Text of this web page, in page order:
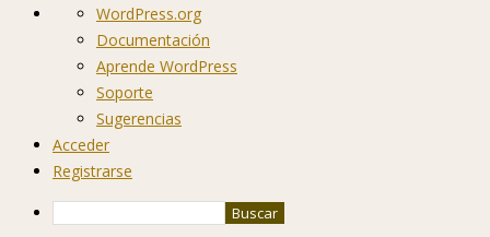
Acerca
WordPress
WordPress.org
Documentación
Aprende WordPress
Soporte
Sugerencias
Acceder
Registrarse
Buscar